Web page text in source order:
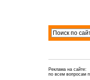
Реклама на сайте:
по всем вопросам